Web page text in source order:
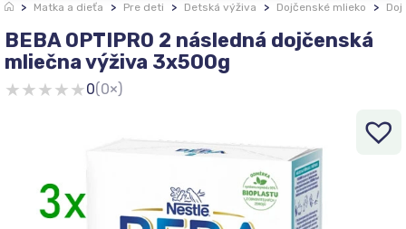
> Matka a dieťa > Pre deti > Detská výživa > Dojčenské mlieko >
BEBA OPTIPRO 2 následná dojčenská
mliečna výživa 3x500g
★★★★★0(0×)